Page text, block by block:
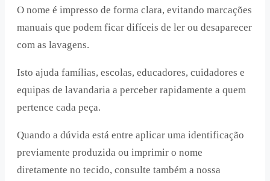
O nome é impresso de forma clara, evitando marcações
manuais que podem ficar difíceis de ler ou desaparecer
com as lavagens.
Isto ajuda famílias, escolas, educadores, cuidadores e
equipas de lavandaria a perceber rapidamente a quem
pertence cada peça.
Quando a dúvida está entre aplicar uma identificação
previamente produzida ou imprimir o nome
diretamente no tecido, consulte também a nossa